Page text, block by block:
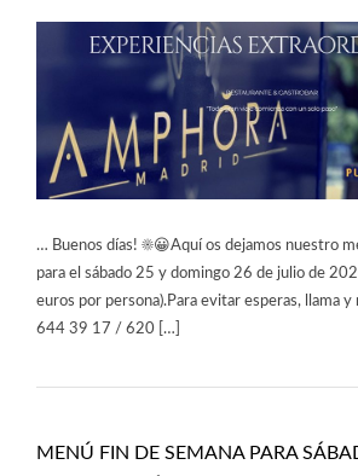
… Buenos días! ☀️😀Aquí os dejamos nuestro
para el sábado 25 y domingo 26 de julio de
euros por persona).Para evitar esperas, llama y
644 39 17 / 620 […]
MENÚ FIN DE SEMANA PARA